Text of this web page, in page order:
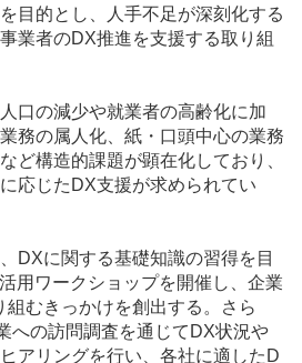
目的とし、人手不足が深刻化する
業者のDX推進を支援する取り組
口の減少や就業者の高齢化に加
務の属人化、紙・口頭中心の業務
ど構造的課題が顕在化しており、
応じたDX支援が求められてい
DXに関する基礎知識の習得を目
用ワークショップを開催し、企業
むきっかけを創出する。さら
への訪問調査を通じてDX状況や
アリングを行い、各社に適したD